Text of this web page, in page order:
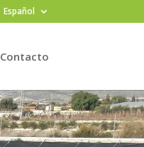
Español
Contacto